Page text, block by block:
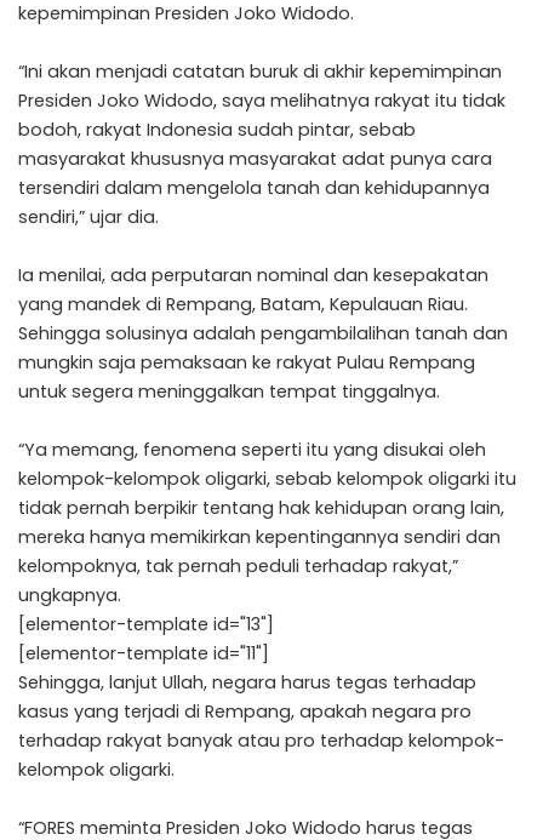
kepemimpinan Presiden Joko Widodo.
“Ini akan menjadi catatan buruk di akhir kepemimpinan
Presiden Joko Widodo, saya melihatnya rakyat itu tidak
bodoh, rakyat Indonesia sudah pintar, sebab
masyarakat khususnya masyarakat adat punya cara
tersendiri dalam mengelola tanah dan kehidupannya
sendiri,” ujar dia.
Ia menilai, ada perputaran nominal dan kesepakatan
yang mandek di Rempang, Batam, Kepulauan Riau.
Sehingga solusinya adalah pengambilalihan tanah dan
mungkin saja pemaksaan ke rakyat Pulau Rempang
untuk segera meninggalkan tempat tinggalnya.
“Ya memang, fenomena seperti itu yang disukai oleh
kelompok-kelompok oligarki, sebab kelompok oligarki itu
tidak pernah berpikir tentang hak kehidupan orang lain,
mereka hanya memikirkan kepentingannya sendiri dan
kelompoknya, tak pernah peduli terhadap rakyat,”
ungkapnya.
[elementor-template id="13"]
[elementor-template id="11"]
Sehingga, lanjut Ullah, negara harus tegas terhadap
kasus yang terjadi di Rempang, apakah negara pro
terhadap rakyat banyak atau pro terhadap kelompok-
kelompok oligarki.
“FORES meminta Presiden Joko Widodo harus tegas